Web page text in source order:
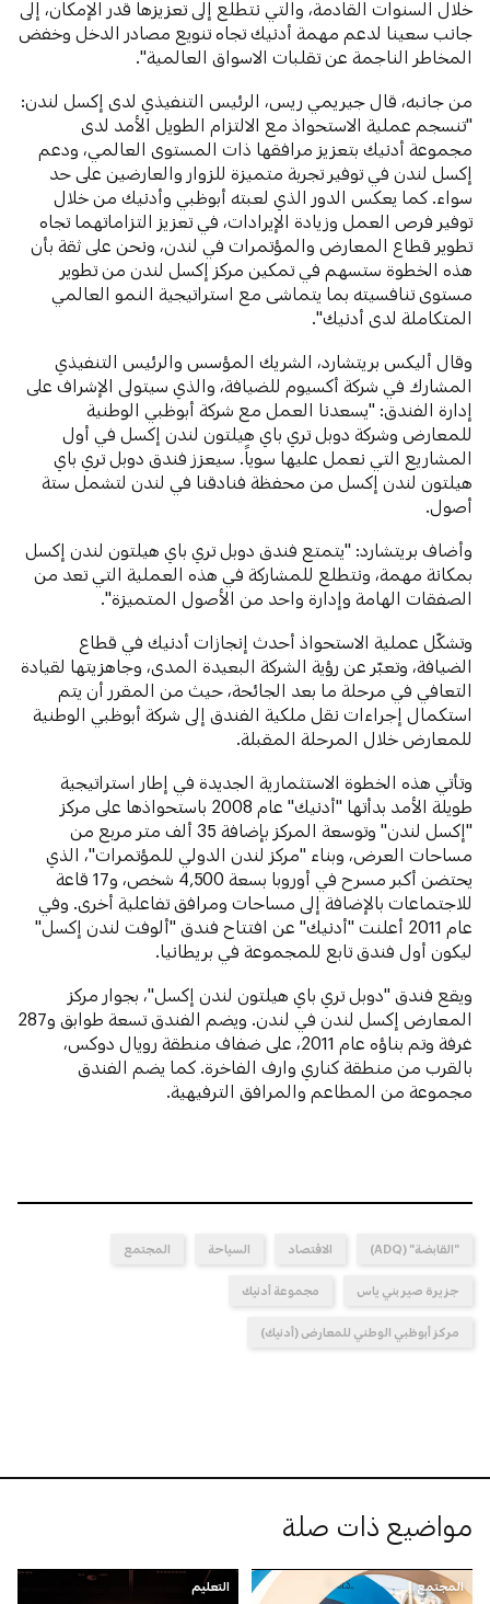
خلال السنوات القادمة، والتي نتطلع إلى تعزيزها قدر الإمكان، إلى
جانب سعينا لدعم مهمة أدنيك تجاه تنويع مصادر الدخل وخفض
المخاطر الناجمة عن تقلبات الاسواق العالمية".
من جانبه، قال جيريمي ريس، الرئيس التنفيذي لدى إكسل لندن:
"تنسجم عملية الاستحواذ مع الالتزام الطويل الأمد لدى
مجموعة أدنيك بتعزيز مرافقها ذات المستوى العالمي، ودعم
إكسل لندن في توفير تجربة متميزة للزوار والعارضين على حد
سواء. كما يعكس الدور الذي لعبته أبوظبي وأدنيك من خلال
توفير فرص العمل وزيادة الإيرادات، في تعزيز التزاماتهما تجاه
تطوير قطاع المعارض والمؤتمرات في لندن، ونحن على ثقة بأن
هذه الخطوة ستسهم في تمكين مركز إكسل لندن من تطوير
مستوى تنافسيته بما يتماشى مع استراتيجية النمو العالمي
المتكاملة لدى أدنيك".
وقال أليكس بريتشارد، الشريك المؤسس والرئيس التنفيذي
المشارك في شركة أكسيوم للضيافة، والذي سيتولى الإشراف على
إدارة الفندق: "يسعدنا العمل مع شركة أبوظبي الوطنية
للمعارض وشركة دوبل تري باي هيلتون لندن إكسل في أول
المشاريع التي نعمل عليها سوياً. سيعزز فندق دوبل تري باي
هيلتون لندن إكسل من محفظة فنادقنا في لندن لتشمل ستة
أصول.
وأضاف بريتشارد: "يتمتع فندق دوبل تري باي هيلتون لندن إكسل
بمكانة مهمة، ونتطلع للمشاركة في هذه العملية التي تعد من
الصفقات الهامة وإدارة واحد من الأصول المتميزة".
وتشكّل عملية الاستحواذ أحدث إنجازات أدنيك في قطاع
الضيافة، وتعبّر عن رؤية الشركة البعيدة المدى، وجاهزيتها لقيادة
التعافي في مرحلة ما بعد الجائحة، حيث من المقرر أن يتم
استكمال إجراءات نقل ملكية الفندق إلى شركة أبوظبي الوطنية
للمعارض خلال المرحلة المقبلة.
وتأتي هذه الخطوة الاستثمارية الجديدة في إطار استراتيجية
طويلة الأمد بدأتها "أدنيك" عام 2008 باستحواذها على مركز
"إكسل لندن" وتوسعة المركز بإضافة 35 ألف متر مربع من
مساحات العرض، وبناء "مركز لندن الدولي للمؤتمرات"، الذي
يحتضن أكبر مسرح في أوروبا بسعة 4,500 شخص، و17 قاعة
للاجتماعات بالإضافة إلى مساحات ومرافق تفاعلية أخرى. وفي
عام 2011 أعلنت "أدنيك" عن افتتاح فندق "ألوفت لندن إكسل"
ليكون أول فندق تابع للمجموعة في بريطانيا.
ويقع فندق "دوبل تري باي هيلتون لندن إكسل"، بجوار مركز
المعارض إكسل لندن في لندن. ويضم الفندق تسعة طوابق و287
غرفة وتم بناؤه عام 2011، على ضفاف منطقة رويال دوكس،
بالقرب من منطقة كناري وارف الفاخرة. كما يضم الفندق
مجموعة من المطاعم والمرافق الترفيهية.
"القابضة" (ADQ) الاقتصاد السياحة المجتمع
جزيرة صير بني ياس مجموعة أدنيك
مركز أبوظبي الوطني للمعارض (أدنيك)
مواضيع ذات صلة
المجتمع التعليم